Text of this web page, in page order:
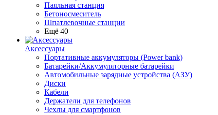
Паяльная станция
Бетоносмеситель
Шпатлевочные станции
Ещё 40
Аксессуары
Портативные аккумуляторы (Power bank)
Батарейки/Аккумуляторные батарейки
Автомобильные зарядные устройства (АЗУ)
Диски
Кабели
Держатели для телефонов
Чехлы для смартфонов